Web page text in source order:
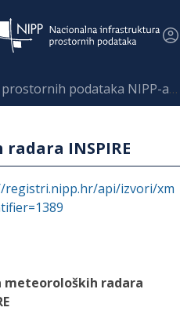
podataka NIPP-a
INSPIRE
registri.nipp.hr/api/izvori/xm
meteoroloških radara